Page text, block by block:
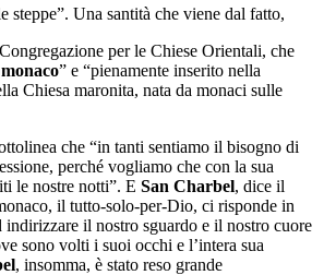
steppe”. Una santità che viene dal fatto,
per le Chiese Orientali, che
” e “pienamente inserito nella
Chiesa maronita, nata da monaci sulle
che “in tanti sentiamo il bisogno di
perché vogliamo che con la sua
le nostre notti”. E San Charbel, dice il
il tutto-solo-per-Dio, ci risponde in
il nostro sguardo e il nostro cuore
sono volti i suoi occhi e l’intera sua
, insomma, è stato reso grande